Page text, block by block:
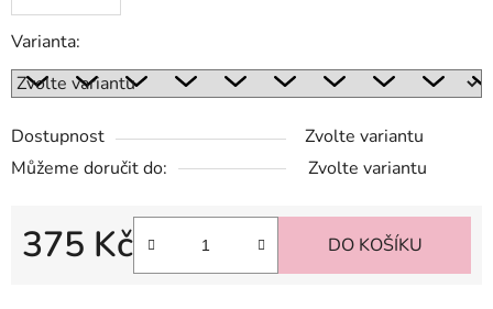
Varianta:
Dostupnost
Zvolte variantu
Můžeme doručit do:
Zvolte variantu
375 Kč DO KOŠÍKU